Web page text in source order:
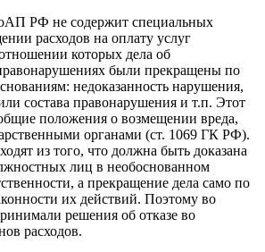
РФ не содержит специальных
расходов на оплату услуг
которых дела об
были прекращены по
недоказанность нарушения,
состава правонарушения и т.п. Этот
положения о возмещении вреда,
органами (ст. 1069 ГК РФ).
из того, что должна быть доказана
лиц в необоснованном
а прекращение дела само по
их действий. Поэтому во
решения об отказе во
расходов.